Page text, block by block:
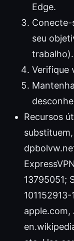
Edge.
Conecte-
seu
trabalho).
Verifique
Recursos
13795051;
apple.com,